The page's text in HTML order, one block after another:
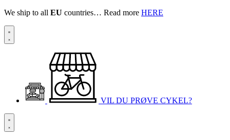
We ship to all EU countries… Read more HERE
VIL DU PRØVE CYKEL?